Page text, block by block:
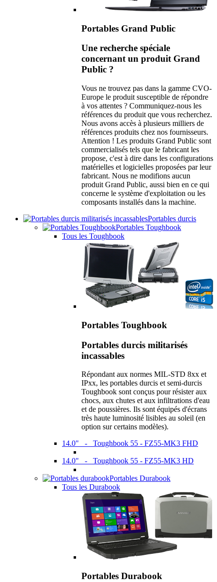
Portables Grand Public
Une recherche spéciale
concernant un produit Grand
Public ?
Vous ne trouvez pas dans la gamme CVO-
Europe le produit susceptible de répondre
à vos attentes ? Communiquez-nous les
références du produit que vous recherchez.
Nous avons accès à plusieurs milliers de
références produits chez nos fournisseurs.
Attention ! Les produits Grand Public sont
commercialisés tels que le fabricant les
propose, c'est à dire dans les configurations
matérielles et logicielles proposées par leur
fabricant. Nous ne modifions aucun
produit Grand Public, aussi bien en ce qui
concerne le système d'exploitation ou les
composants installés dans la machine.
Portables durcis
Portables Toughbook
Tous les Toughbook
Portables Toughbook
Portables durcis militarisés
incassables
Répondant aux normes MIL-STD 8xx et
IPxx, les portables durcis et semi-durcis
Toughbook sont conçus pour résister aux
chocs, aux chutes et aux infiltrations d'eau
et de poussières. Ils sont équipés d'écrans
très haute luminosité lisibles au soleil (en
option sur certains modèles).
14.0" - Toughbook 55 - FZ55-MK3 FHD
14.0" - Toughbook 55 - FZ55-MK3 HD
Portables Durabook
Tous les Durabook
Portables Durabook